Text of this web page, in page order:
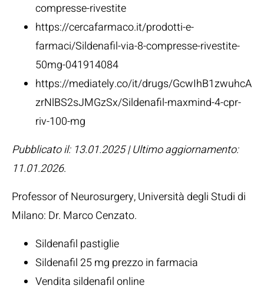
compresse-rivestite
https://cercafarmaco.it/prodotti-e-
farmaci/Sildenafil-via-8-compresse-rivestite-
50mg-041914084
https://mediately.co/it/drugs/GcwIhB1zwuhcA
zrNlBS2sJMGzSx/Sildenafil-maxmind-4-cpr-
riv-100-mg
Pubblicato il: 13.01.2025 | Ultimo aggiornamento:
11.01.2026.
Professor of Neurosurgery, Università degli Studi di
Milano: Dr. Marco Cenzato.
Sildenafil pastiglie
Sildenafil 25 mg prezzo in farmacia
Vendita sildenafil online